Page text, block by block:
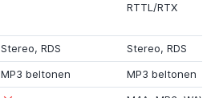
RTTL/RTX
Stereo, RDS Stereo, RDS
MP3 beltonen
MP3 beltonen